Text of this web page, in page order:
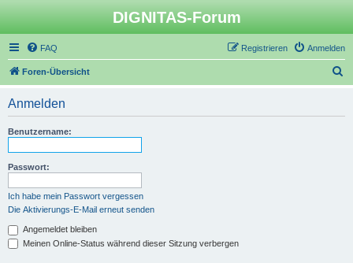
DIGNITAS-Forum
FAQ Anmelden
Registrieren
Foren-Übersicht
Anmelden
Benutzername:
Passwort:
Ich habe mein Passwort vergessen
Die Aktivierungs-E-Mail erneut senden
Angemeldet bleiben
Meinen Online-Status während dieser Sitzung verbergen